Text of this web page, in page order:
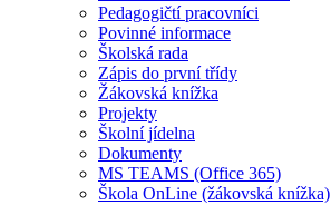
Pedagogičtí pracovníci
Povinné informace
Školská rada
Zápis do první třídy
Žákovská knížka
Projekty
Školní jídelna
Dokumenty
MS TEAMS (Office 365)
Škola OnLine (žákovská knížka)